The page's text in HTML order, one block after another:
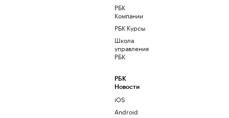
РБК
Компании
РБК Курсы
Школа
управления
РБК
РБК
Новости
iOS
Android